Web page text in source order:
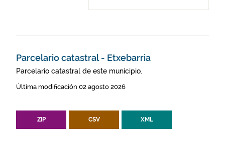
Parcelario catastral - Etxebarria
Parcelario catastral de este municipio.
Última modificación 02 agosto 2026
ZIP CSV XML